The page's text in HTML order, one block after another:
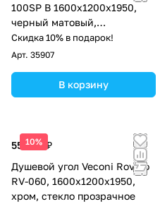
100SP B 1600х1200x1950,
черный матовый,
прозрачное стекло
Скидка 10% в подарок!
Арт. 35907
В корзину
10%
55 420 ₽
Душевой угол Veconi Rovigo
RV-060, 1600х1200х1950,
хром, стекло прозрачное